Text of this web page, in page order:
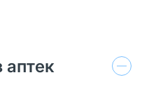
аптек